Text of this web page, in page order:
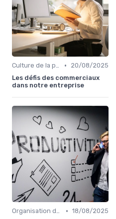
Culture de la performance commerciale •
20/08/2025
Les défis des commerciaux
dans notre entreprise
Organisation des forces de vente • 18/08/2025